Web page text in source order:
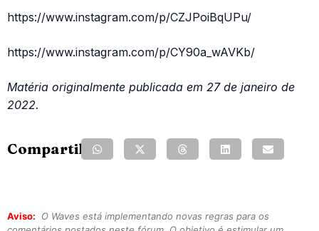
https://www.instagram.com/p/CZJPoiBqUPu/
https://www.instagram.com/p/CY90a_wAVKb/
Matéria originalmente publicada em 27 de janeiro de
2022.
Compartilhe:
Aviso:
O Waves está implementando novas regras para os